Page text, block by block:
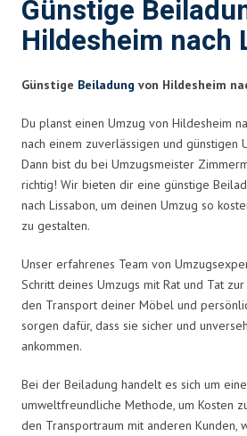
Günstige
Hildesheim nach
Günstige Beiladung von Hildesheim
Du planst einen Umzug von Hildesheim
nach einem zuverlässigen und günstigen
Dann bist du bei Umzugsmeister
richtig! Wir bieten dir eine günstige
nach Lissabon, um deinen Umzug so
zu gestalten.
Unser erfahrenes Team von
Schritt deines Umzugs mit Rat und Tat
den Transport deiner Möbel und
sorgen dafür, dass sie sicher und
ankommen.
Bei der Beiladung handelt es sich um
umweltfreundliche Methode, um Kosten
den Transportraum mit anderen Kunden,